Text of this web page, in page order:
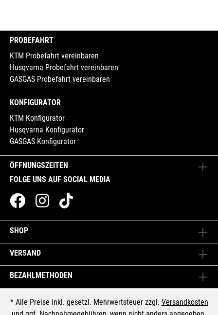
ÖFFNUNGSZEITEN
FOLGE UNS AUF SOCIAL MEDIA
PROBEFAHRT
KTM Probefahrt vereinbaren
Husqvarna Probefahrt vereinbaren
GASGAS Probefahrt vereinbaren
KONFIGURATOR
KTM Konfigurator
Husqvarna Konfigurator
GASGAS Konfigurator
SHOP
VERSAND
BEZAHLMETHODEN
* Alle Preise inkl. gesetzl. Mehrwertsteuer zzgl. Versandkosten